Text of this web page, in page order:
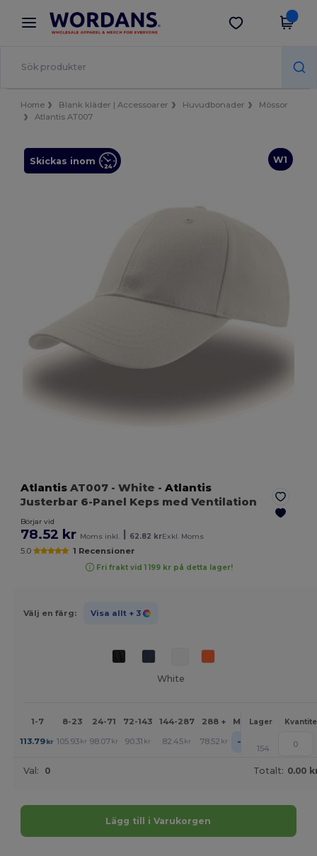
× Wordans-app
Bättre priser i appen!
Hämta app
Home Blank kläder | Accessoarer Huvudbonader
Mössor
Atlantis AT007
W1
Skickas inom
Atlantis AT007 - White -Atlantis
Justerbar 6-Panel Keps med Ventilation
Börjar vid
78.52 kr Moms inkl. 62.82 krExkl. Moms
5.0 1 Recensioner
Fri frakt vid 1 199 kr på detta lager!
Välj en färg: Visa allt + 3
White
1-7 8-23 24-71 72-143 144-287 288 + MerLager
113.79kr 105.93 kr 98.07 kr 90.31 kr 82.45 kr 78.52 kr + 154
Val: 0 Totalt: 0.00
Lägg till i Varukorgen